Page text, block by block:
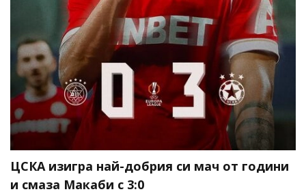
ЦСКА изигра най-добрия си мач от години
и смаза Макаби с 3:0